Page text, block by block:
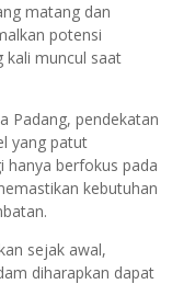
matang dan
potensi
kali muncul saat
Padang, pendekatan
yang patut
hanya berfokus pada
kebutuhan
sejak awal,
diharapkan dapat